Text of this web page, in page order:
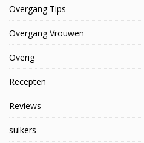
Overgang Tips
Overgang Vrouwen
Overig
Recepten
Reviews
suikers